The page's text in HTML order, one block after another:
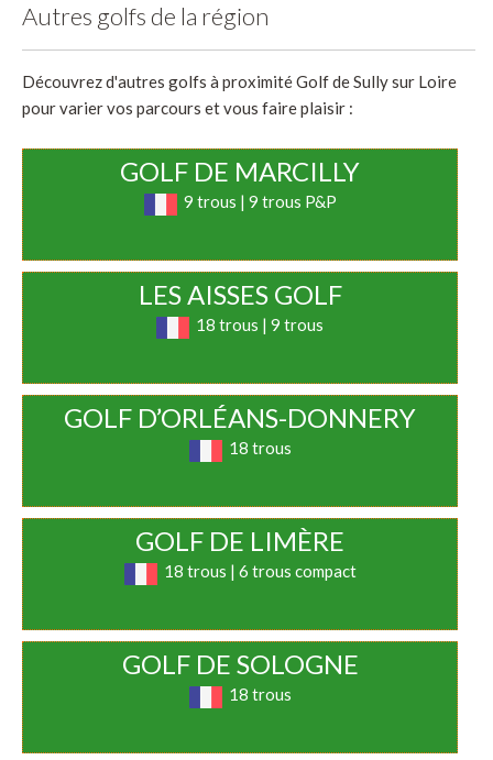
Autres golfs de la région
Découvrez d'autres golfs à proximité Golf de Sully sur Loire
pour varier vos parcours et vous faire plaisir :
GOLF DE MARCILLY
9 trous | 9 trous P&P
LES AISSES GOLF
18 trous | 9 trous
GOLF D’ORLÉANS-DONNERY
18 trous
GOLF DE LIMÈRE
18 trous | 6 trous compact
GOLF DE SOLOGNE
18 trous